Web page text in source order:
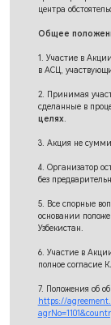
центра
Общее
1. Участие в
в АСЦ,
2. Принимая
сделанные в
целях.
3. Акция не
4. Организатор
без
5. Все спорные
основании
Узбекистан.
6. Участие в
полное согласие
7. Положения об
https://